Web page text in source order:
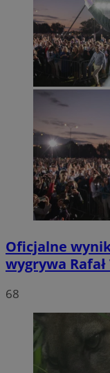
Oficjalne
wygrywa
68